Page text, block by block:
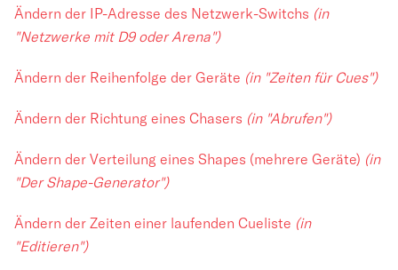
Ändern der IP-Adresse des Netzwerk-Switchs (in
"Netzwerke mit D9 oder Arena")
Ändern der Reihenfolge der Geräte (in "Zeiten für Cues")
Ändern der Richtung eines Chasers (in "Abrufen")
Ändern der Verteilung eines Shapes (mehrere Geräte) (in
"Der Shape-Generator")
Ändern der Zeiten einer laufenden Cueliste (in
"Editieren")